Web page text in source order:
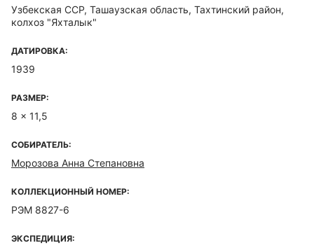
Узбекская ССР, Ташаузская область, Тахтинский район,
колхоз "Яхталык"
ДАТИРОВКА:
1939
РАЗМЕР:
8 x 11,5
СОБИРАТЕЛЬ:
Морозова Анна Степановна
КОЛЛЕКЦИОННЫЙ НОМЕР:
РЭМ 8827-6
ЭКСПЕДИЦИЯ: